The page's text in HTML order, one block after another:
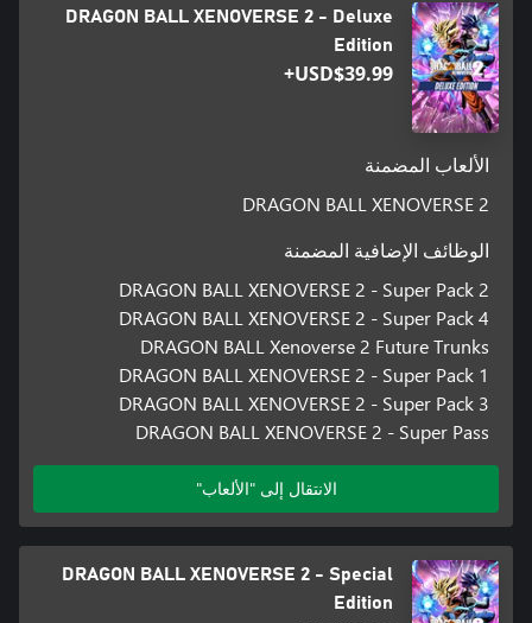
DRAGON BALL XENOVERSE 2 - Deluxe
Edition
USD$39.99+
الألعاب المضمنة
DRAGON BALL XENOVERSE 2
الوظائف الإضافية المضمنة
DRAGON BALL XENOVERSE 2 - Super Pack 2
DRAGON BALL XENOVERSE 2 - Super Pack 4
DRAGON BALL Xenoverse 2 Future Trunks
DRAGON BALL XENOVERSE 2 - Super Pack 1
DRAGON BALL XENOVERSE 2 - Super Pack 3
DRAGON BALL XENOVERSE 2 - Super Pass
الانتقال إلى "الألعاب"
DRAGON BALL XENOVERSE 2 - Special
Edition